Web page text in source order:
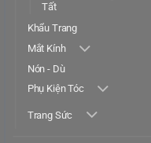
Tất
Khẩu Trang
Mắt Kính
Nón - Dù
Phụ Kiện Tóc
Trang Sức